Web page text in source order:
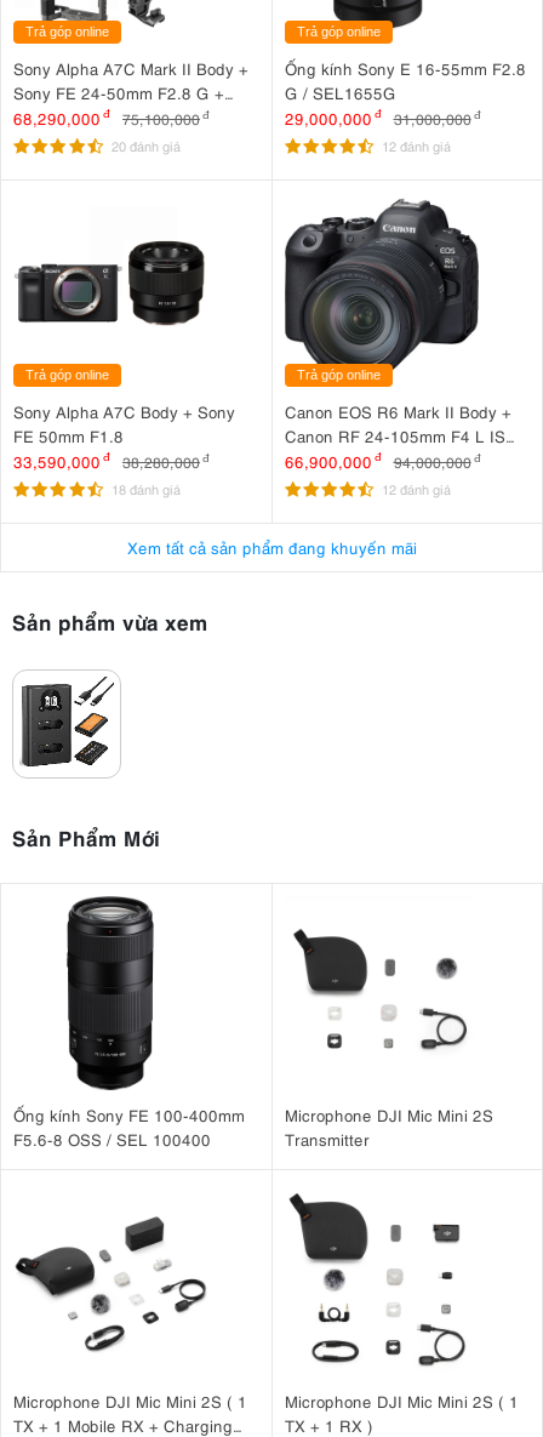
Trả góp online
Sony Alpha A7C Mark II Body +
Sony FE 24-50mm F2.8 G +
SmallRig HawkLock Cage 5198
+ SmallRig NATO Top Handle
68,290,000 đ 75,100,000đ
20 đánh giá
Trả góp online
Ống kính Sony E 16-55mm F2.8
G / SEL1655G
29,000,000 đ 31,000,000 đ
12 đánh giá
Trả góp online
Sony Alpha A7C Body + Sony
FE 50mm F1.8
33,590,000 đ 38,280,000đ
18 đánh giá
Trả góp online
Canon EOS R6 Mark II Body +
Canon RF 24-105mm F4 L IS
USM
66,900,000 đ 94,000,000 đ
12 đánh giá
Xem tất cả sản phẩm đang khuyến mãi
Sản phẩm vừa xem
Sản Phẩm Mới
Ống kính Sony FE 100-400mm
F5.6-8 OSS / SEL 100400
Microphone DJI Mic Mini 2S
Transmitter
Microphone DJI Mic Mini 2S ( 1
TX + 1 Mobile RX + Charging
Microphone DJI Mic Mini 2S ( 1
TX + 1 RX )